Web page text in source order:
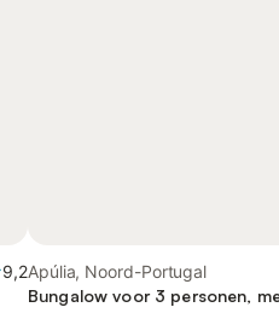
9,2Apúlia, Noord-Portugal
Bungalow voor 3 personen,